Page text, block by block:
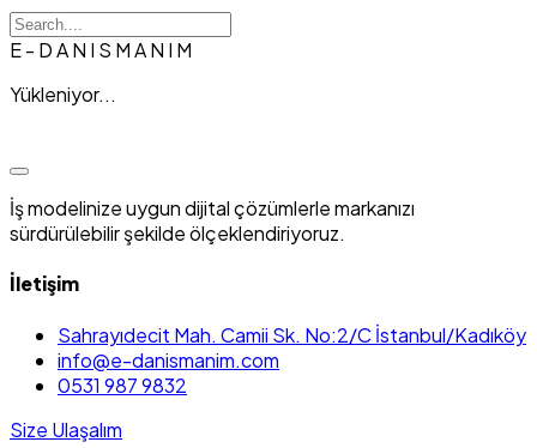
E- DAN I S MAN I M
Yükleniyor...
İş modelinize uygun dijital çözümlerle markanızı
sürdürülebilir şekilde ölçeklendiriyoruz.
İletişim
Sahrayıdecit Mah. Camii Sk. No:2/C İstanbul/Kadıköy
info@e-danismanim.com
0531 987 9832
Size Ulaşalım